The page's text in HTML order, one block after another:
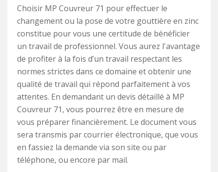
Choisir MP Couvreur 71 pour effectuer le
changement ou la pose de votre gouttière en zinc
constitue pour vous une certitude de bénéficier
un travail de professionnel. Vous aurez l'avantage
de profiter à la fois d’un travail respectant les
normes strictes dans ce domaine et obtenir une
qualité de travail qui répond parfaitement à vos
attentes. En demandant un devis détaillé à MP
Couvreur 71, vous pourrez être en mesure de
vous préparer financièrement. Le document vous
sera transmis par courrier électronique, que vous
en fassiez la demande via son site ou par
téléphone, ou encore par mail.